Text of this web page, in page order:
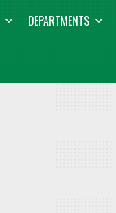
DEPARTMENTS